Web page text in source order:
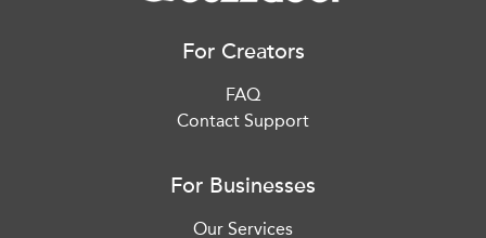
For Creators
FAQ
Contact Support
For Businesses
Our Services